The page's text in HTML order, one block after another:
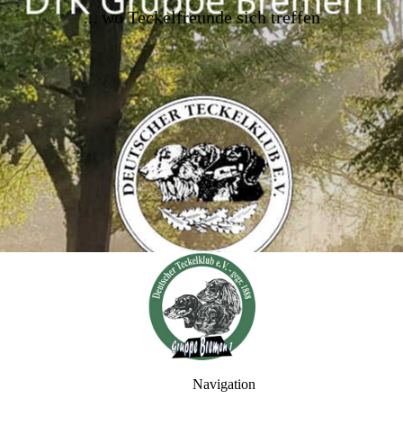
... wo Teckelfreunde sich treffen
Navigation